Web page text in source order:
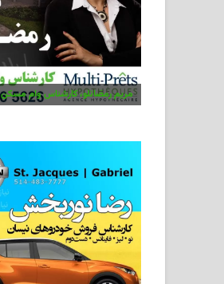
مریم رمضانلو، کارشناس وام مسکن